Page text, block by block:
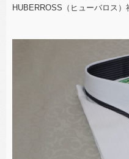
HUBERROSS（ヒューバロス）